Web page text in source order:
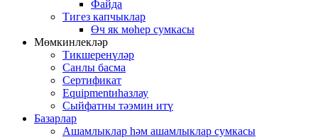
Файда
Тигез капчыклар
Өч як мөһер сумкасы
Мөмкинлекләр
Тикшеренүләр
Санлы басма
Сертификат
Equipmentиһазлау
Сыйфатны тәэмин итү
Базарлар
Ашамлыклар һәм ашамлыклар сумкасы